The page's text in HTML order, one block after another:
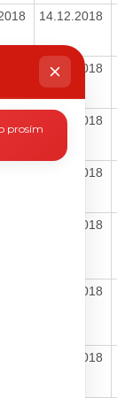
14.12.2018
13.12.2018
13.12.2018
13.12.2018
13.12.2018
10.12.2018
10.12.2018
prosím